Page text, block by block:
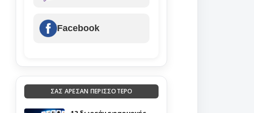
Facebook
ΣΑΣ ΑΡΕΣΑΝ ΠΕΡΙΣΣΟΤΕΡΟ